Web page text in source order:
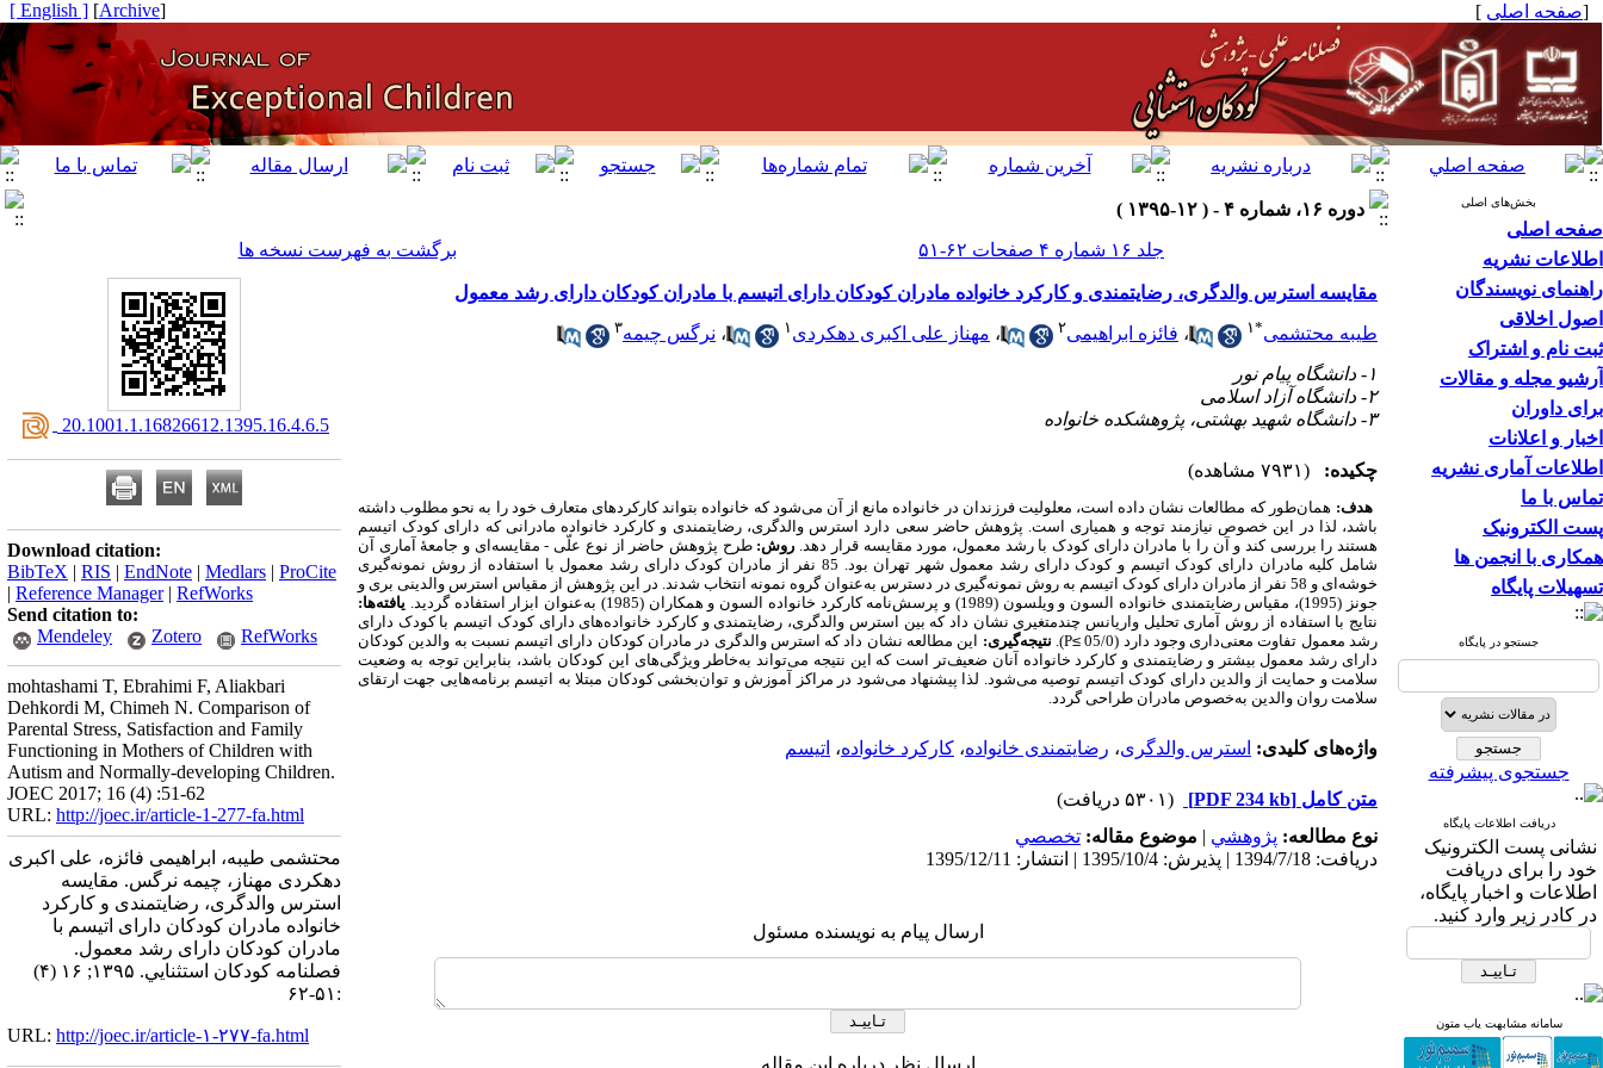
[صفحه اصلی ]
[
Archive
]
[ English ]
بخش‌های اصلی
صفحه اصلی
اطلاعات نشریه
راهنمای نویسندگان
اصول اخلاقی
ثبت نام و اشتراک
آرشیو مجله و مقالات
برای داوران
اخبار و اعلانات
اطلاعات آماری نشریه
تماس با ما
پست الکترونیک
همکاری با انجمن ها
تسهیلات پایگاه
جستجو در پایگاه
جستجوی پیشرفته
دریافت اطلاعات پایگاه
نشانی پست الکترونیک
خود را برای دریافت
اطلاعات و اخبار پایگاه،
در کادر زیر وارد کنید.
سامانه مشابهت یاب متون
دوره ۱۶، شماره ۴ - ( ۱۲-۱۳۹۵ )
جلد ۱۶ شماره ۴ صفحات ۶۲-۵۱
برگشت به فهرست نسخه ها
مقایسه استرس والدگری، رضایتمندی و کارکرد خانواده مادران کودکان دارای اتیسم با مادران کودکان دارای رشد معمول
طیبه محتشمی*۱ ، فائزه ابراهیمی۲ ، مهناز علی اکبری دهکردی ۱ ، نرگس چیمه۳
۱- دانشگاه پیام نور
۲- دانشگاه آزاد اسلامی
۳- دانشگاه شهید بهشتی، پژوهشکده خانواده
چکیده: (۷۹۳۱ مشاهده)
هدف: همان‌طور که مطالعات نشان داده است، معلولیت فرزندان در خانواده مانع از آن می‌شود که خانواده بتواند کارکردهای متعارف خود را به نحو مطلوب داشته
باشد، لذا در این خصوص نیازمند توجه و همیاری است. پژوهش حاضر سعی دارد استرس والدگری، رضایتمندی و کارکرد خانواده مادرانی که دارای کودک اتیسم
هستند را بررسی کند و آن را با مادران دارای کودک با رشد معمول، مورد مقایسه قرار دهد. روش: طرح پژوهش حاضر از نوع علّی - مقایسه‌ای و جامعۀ آماری آن
شامل کلیه مادران دارای کودک اتیسم و کودک دارای رشد معمول شهر تهران بود. 85 نفر از مادران کودک دارای رشد معمول با استفاده از روش نمونه‌گیری
خوشه‌ای و 58 نفر از مادران دارای کودک اتیسم به روش نمونه‌گیری در دسترس به‌عنوان گروه نمونه انتخاب شدند. در این پژوهش از مقیاس استرس والدینی بری و
جونز (1995)، مقیاس رضایتمندی خانواده السون و ویلسون (1989) و پرسش‌نامه کارکرد خانواده السون و همکاران (1985) به‌عنوان ابزار استفاده گردید.
یافته‌ها:
نتایج با استفاده از روش آماری تحلیل واریانس چندمتغیری نشان داد که بین استرس والدگری، رضایتمندی و کارکرد خانواده‌های دارای کودک اتیسم با کودک دارای
رشد معمول تفاوت معنی‌داری وجود دارد (05/0
≥
P
). نتیجه‌گیری: این مطالعه نشان داد که استرس والدگری در مادران کودکان دارای اتیسم نسبت به والدین کودکان
دارای رشد معمول بیشتر و رضایتمندی و کارکرد خانواده آنان ضعیف‌تر است که این نتیجه می‌تواند به‌خاطر ویژگی‌های این کودکان باشد، بنابراین توجه به وضعیت
سلامت و حمایت از والدین دارای کودک اتیسم توصیه می‌شود. لذا پیشنهاد می‌شود در مراکز آموزش و توان‌بخشی کودکان مبتلا به اتیسم برنامه‌هایی جهت ارتقای
سلامت روان والدین به‌خصوص مادران طراحی گردد.
واژه‌های کلیدی: استرس والدگری، رضایتمندی خانواده، کارکرد خانواده، اتیسم
متن کامل [PDF 234 kb]
(۵۳۰۱ دریافت)
نوع مطالعه: پژوهشي | موضوع مقاله: تخصصي
دریافت: 1394/7/18 | پذیرش: 1395/10/4 | انتشار: 1395/12/11
ارسال پیام به نویسنده مسئول
ارسال نظر درباره این مقاله
‎ 20.1001.1.16826612.1395.16.4.6.5
Download citation:
BibTeX | RIS | EndNote | Medlars | ProCite
| Reference Manager| RefWorks
Send citation to:
Mendeley
Zotero RefWorks
mohtashami T, Ebrahimi F, Aliakbari
Dehkordi M, Chimeh N. Comparison of
Parental Stress, Satisfaction and Family
Functioning in Mothers of Children with
Autism and Normally-developing Children.
JOEC 2017; 16 (4) :51-62
URL: http://joec.ir/article-1-277-fa.html
محتشمی طیبه، ابراهیمی فائزه، علی اکبری
دهکردی مهناز، چیمه نرگس. مقایسه
استرس والدگری، رضایتمندی و کارکرد
خانواده مادران کودکان دارای اتیسم با
مادران کودکان دارای رشد معمول.
فصلنامه كودكان استثنايي. ۱۳۹۵; ۱۶ (۴)
:۵۱-۶۲
URL: http://joec.ir/article-۱-۲۷۷-fa.html